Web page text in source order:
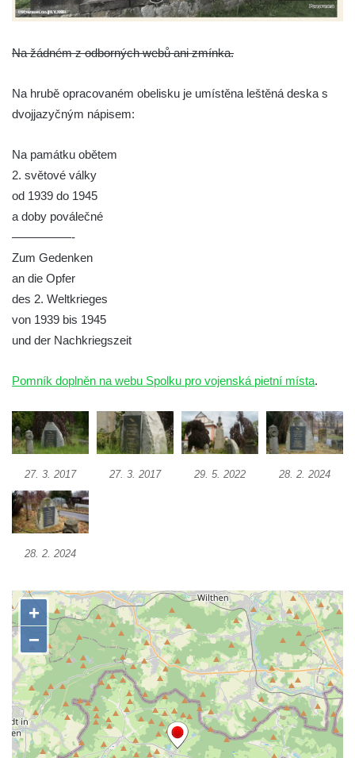
Pomník obětem 1. a 2. světové války na
Pomník obětem 1. a 2. světové války v
Hrob Petera Korgera a Petra Štindla na
Pomník obětem 1. světové války v Dolním
Předoníně
Pomník obětem 2. světové války v Plavu
Pamětní deska obětem 1. světové války v
Kenotaf Leopolda Malata na hřbitově v
Dolním Podluží
Dolním Podluží
Dolním Podluží
Kenotaf Josefa Stolle na hřbitově v Dolním
Podluží
Pomník obětem 1. světové války na
židovském hřbitově v Mostě
Račicích
čp. 43 v Lužci nad Vltavou
Pomník obětem 2. světové války v ulici 1.
máje v Lužci nad Vltavou
Pomník obětem válek v ulici 1. máje v Lužci
nad Vltavou
Hrob Vladislava Neumana v Hostíně u
Vojkovic
Na žádném z odborných webů ani zmínka.
Na hrubě opracovaném obelisku je umístěna leštěná deska s
dvojjazyčným nápisem:
Na památku obětem
2. světové války
od 1939 do 1945
a doby poválečné
—————-
Zum Gedenken
an die Opfer
des 2. Weltkrieges
von 1939 bis 1945
und der Nachkriegszeit
Pomník doplněn na webu Spolku pro vojenská pietní místa.
27. 3. 2017 27. 3. 2017 29. 5. 2022 28. 2. 2024
28. 2. 2024